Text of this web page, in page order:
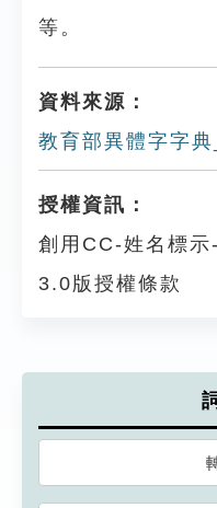
等。
資料來源：
教育部異體字字典
授權資訊：
創用CC-姓名標
3.0版授權條款